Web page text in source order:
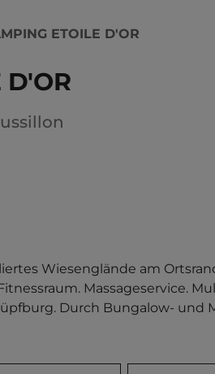
ETOILE D'OR
D'OR
Wiesenglände am
Massageservice.
Durch Bungalow- und